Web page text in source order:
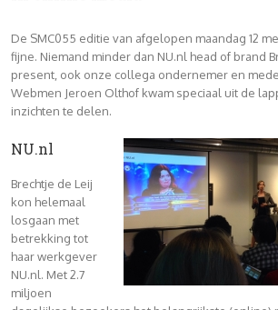
De SMC055 editie van afgelopen maandag 12
fijne. Niemand minder dan NU.nl head of brand
present, ook onze collega ondernemer en
Webmen Jeroen Olthof kwam speciaal uit de
inzichten te delen.
NU.nl
Brechtje de Leij
kon helemaal
losgaan met
betrekking tot
haar werkgever
NU.nl. Met 2.7
miljoen